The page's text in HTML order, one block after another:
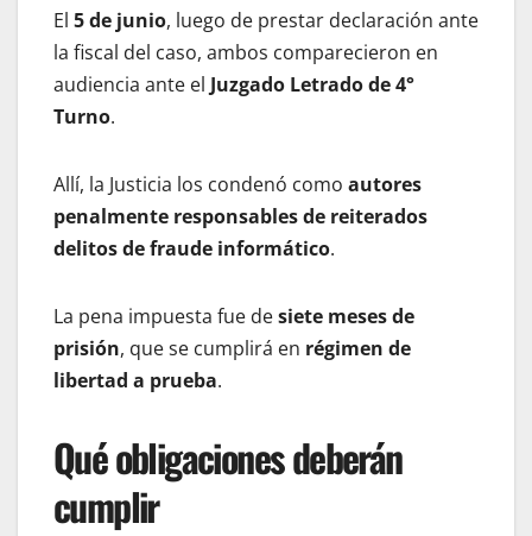
El 5 de junio, luego de prestar declaración ante
la fiscal del caso, ambos comparecieron en
audiencia ante el Juzgado Letrado de 4°
Turno.
Allí, la Justicia los condenó como autores
penalmente responsables de reiterados
delitos de fraude informático.
La pena impuesta fue desiete meses de
prisión, que se cumplirá en régimen de
libertad a prueba.
Qué obligaciones deberán
cumplir